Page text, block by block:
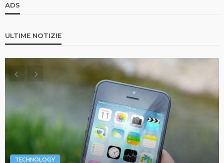
ADS
ULTIME NOTIZIE
TECHNOLOGY